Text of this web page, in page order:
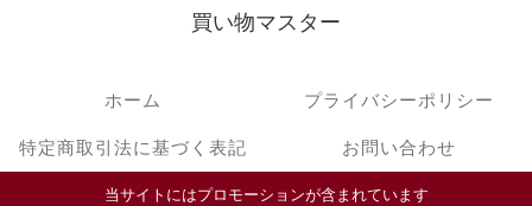
買い物マスター
ホーム プライバシーポリシー
特定商取引法に基づく表記 お問い合わせ
当サイトにはプロモーションが含まれています